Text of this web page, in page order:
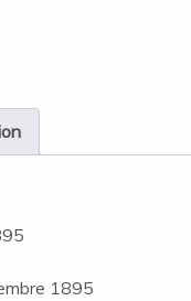
1895